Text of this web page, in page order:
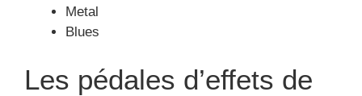
Metal
Blues
Les pédales d’effets de